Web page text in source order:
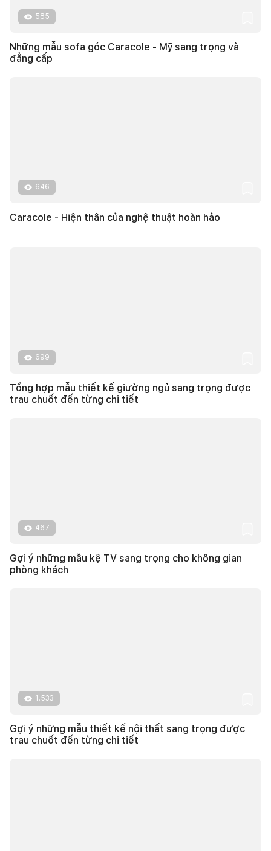
585
Những mẫu sofa góc Caracole - Mỹ sang trọng và
đẳng cấp
646
Caracole - Hiện thân của nghệ thuật hoàn hảo
699
Tổng hợp mẫu thiết kế giường ngủ sang trọng được
trau chuốt đến từng chi tiết
467
Gợi ý những mẫu kệ TV sang trọng cho không gian
phòng khách
1.533
Gợi ý những mẫu thiết kế nội thất sang trọng được
trau chuốt đến từng chi tiết